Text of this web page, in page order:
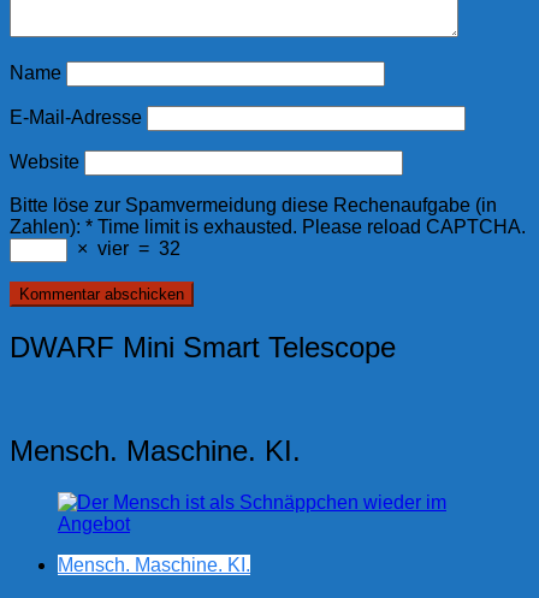
Name
E-Mail-Adresse
Website
Bitte löse zur Spamvermeidung diese Rechenaufgabe (in
Zahlen): * Time limit is exhausted. Please reload CAPTCHA.
× vier = 32
DWARF Mini Smart Telescope
Mensch. Maschine. KI.
Mensch. Maschine. KI.